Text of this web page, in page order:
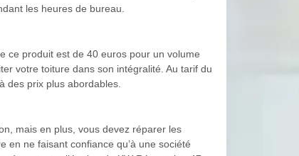
les heures de bureau.
ce produit est de 40 euros pour un volume
votre toiture dans son intégralité. Au tarif du
des prix plus abordables.
mais en plus, vous devez réparer les
ne faisant confiance qu’à une société